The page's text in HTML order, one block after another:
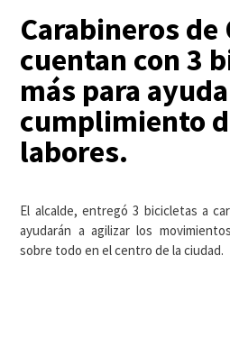
Carabineros de
cuentan con 3
más para
cumplimiento
labores.
El alcalde, entregó 3 bicicletas a
ayudarán a agilizar los
sobre todo en el centro de la ciudad.